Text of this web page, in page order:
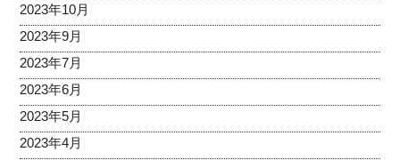
2023年10月
2023年9月
2023年7月
2023年6月
2023年5月
2023年4月